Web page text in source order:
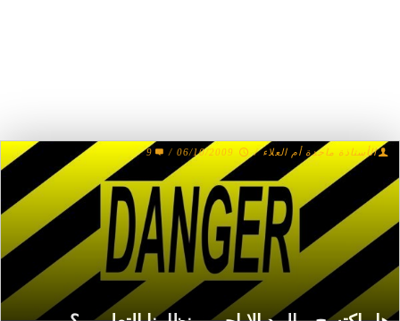
الأستاذة ماجدة أم العلاء /
06/10/2009
/
9